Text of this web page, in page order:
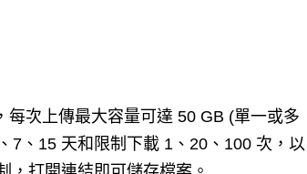
次上傳最大容量可達 50 GB (單一或多
7、15 天和限制下載 1、20、100 次，以